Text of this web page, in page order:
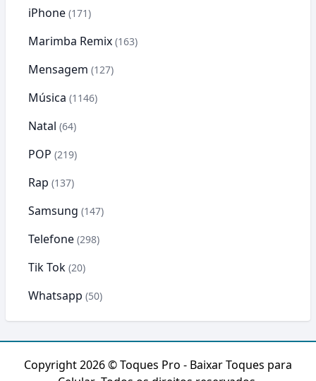
iPhone (171)
Marimba Remix (163)
Mensagem (127)
Música (1146)
Natal (64)
POP (219)
Rap (137)
Samsung (147)
Telefone (298)
Tik Tok (20)
Whatsapp (50)
Copyright 2026 ©Toques Pro - Baixar Toques para